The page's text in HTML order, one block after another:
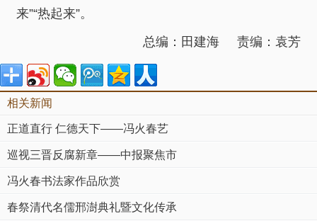
来”“热起来”。
总编：田建海 责编：袁芳
相关新闻
正道直行 仁德天下——冯火春艺
巡视三晋反腐新章——中报聚焦市
冯火春书法家作品欣赏
春祭清代名儒邢澍典礼暨文化传承